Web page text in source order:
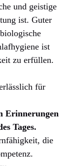
und geistige
ist. Guter
ist
zu erfüllen.
für
Erinnerungen
Tages.
die